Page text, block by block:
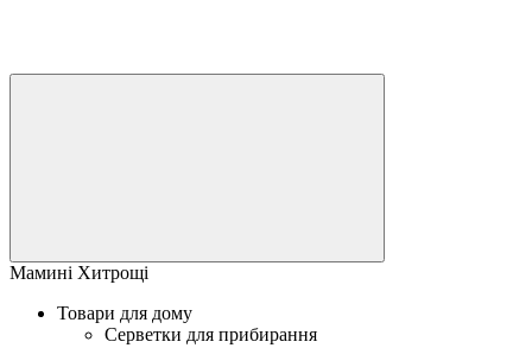
Мамині Хитрощі
Товари для дому
Серветки для прибирання